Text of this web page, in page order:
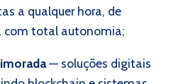
a qualquer hora, de
com total autonomia;
— soluções digitais